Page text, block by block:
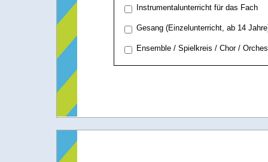
Instrumentalunterricht für das Fach
Gesang (Einzelunterricht, ab 14
Ensemble / Spielkreis / Chor /